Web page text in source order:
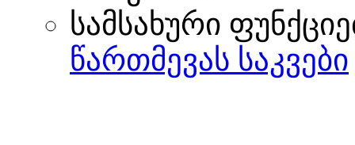
სამსახური
წართმევას საკვები